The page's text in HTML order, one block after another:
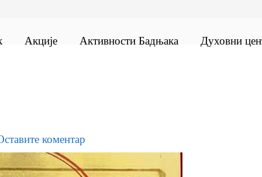
Акције Активности Бадњака Духовни
коментар